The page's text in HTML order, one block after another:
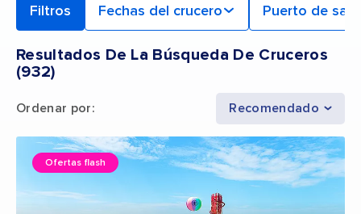
Filtros Fechas del crucero Puerto de
Resultados De La Búsqueda De Cruceros
(932)
Ordenar por: Recomendado
Ofertas flash